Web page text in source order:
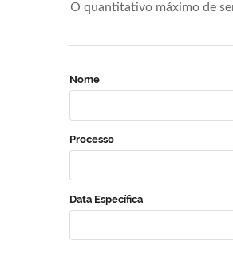
O quantitativo máximo de
Nome
Processo
Data Específica